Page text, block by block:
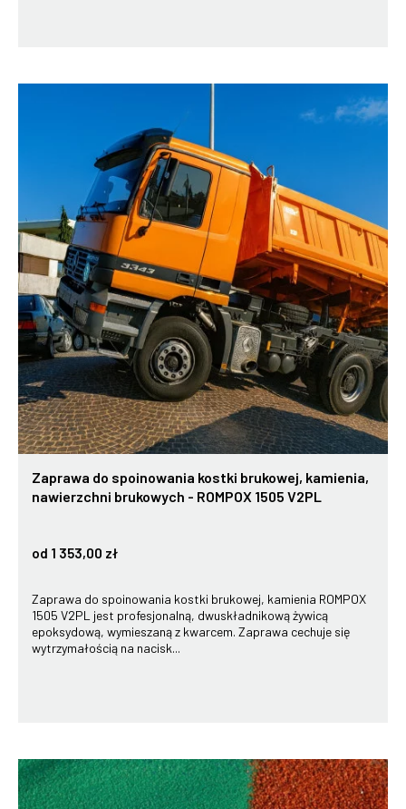
Zaprawa do spoinowania kostki brukowej, kamienia,
nawierzchni brukowych - ROMPOX 1505 V2PL
od 1 353,00 zł
Zaprawa do spoinowania kostki brukowej, kamienia ROMPOX
1505 V2PL jest profesjonalną, dwuskładnikową żywicą
epoksydową, wymieszaną z kwarcem. Zaprawa cechuje się
wytrzymałością na nacisk...